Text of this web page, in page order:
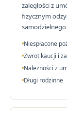
zaległości z
fizycznym
Niespłacone
Zwrot kaucji i
Należności z
Długi rodzinne